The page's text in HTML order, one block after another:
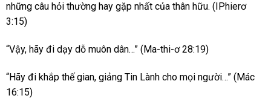
những câu hỏi thường hay gặp nhất của thân hữu. (IPhierơ
3:15)
“Vậy, hãy đi dạy dỗ muôn dân…” (Ma-thi-ơ 28:19)
“Hãy đi khắp thế gian, giảng Tin Lành cho mọi người…” (Mác
16:15)